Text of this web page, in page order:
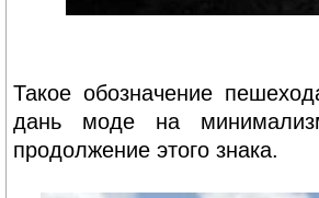
Такое обозначение
дань моде на
продолжение этого знака.